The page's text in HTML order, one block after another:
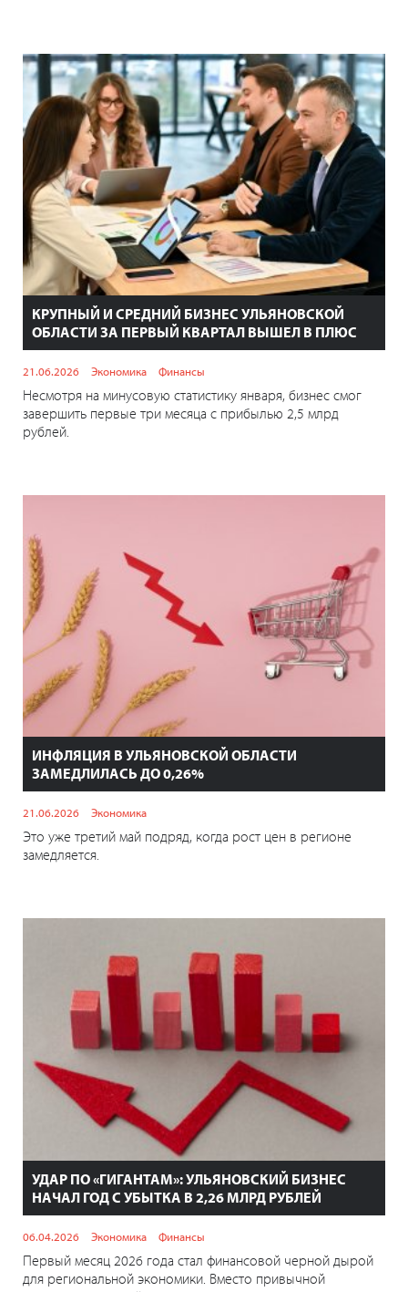
КРУПНЫЙ И СРЕДНИЙ БИЗНЕС УЛЬЯНОВСКОЙ
ОБЛАСТИ ЗА ПЕРВЫЙ КВАРТАЛ ВЫШЕЛ В ПЛЮС
21.06.2026 Экономика Финансы
Несмотря на минусовую статистику января, бизнес смог
завершить первые три месяца с прибылью 2,5 млрд
рублей.
ИНФЛЯЦИЯ В УЛЬЯНОВСКОЙ ОБЛАСТИ
ЗАМЕДЛИЛАСЬ ДО 0,26%
21.06.2026 Экономика
Это уже третий май подряд, когда рост цен в регионе
замедляется.
УДАР ПО «ГИГАНТАМ»: УЛЬЯНОВСКИЙ БИЗНЕС
НАЧАЛ ГОД С УБЫТКА В 2,26 МЛРД РУБЛЕЙ
06.04.2026 Экономика Финансы
Первый месяц 2026 года стал финансовой черной дырой
для региональной экономики. Вместо привычной